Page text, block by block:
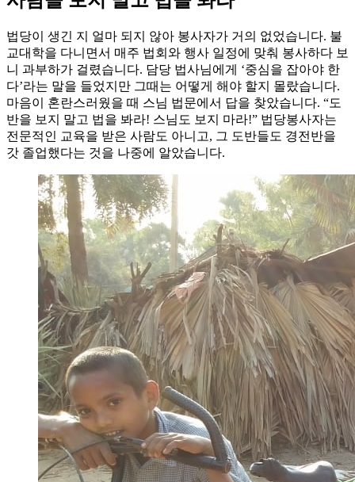
법당이 생긴 지 얼마 되지 않아 봉사자가 거의 없었습니다. 불
교대학을 다니면서 매주 법회와 행사 일정에 맞춰 봉사하다 보
니 과부하가 걸렸습니다. 담당 법사님에게 ‘중심을 잡아야 한
다’라는 말을 들었지만 그때는 어떻게 해야 할지 몰랐습니다.
마음이 혼란스러웠을 때 스님 법문에서 답을 찾았습니다. “도
반을 보지 말고 법을 봐라! 스님도 보지 마라!” 법당봉사자는
전문적인 교육을 받은 사람도 아니고, 그 도반들도 경전반을
갓 졸업했다는 것을 나중에 알았습니다.